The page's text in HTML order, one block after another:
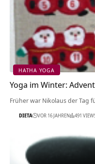
HATHA YOGA
Yoga im Winter:
Früher war Nikolaus der Tag
DIETA VOR 16 JAHREN 491